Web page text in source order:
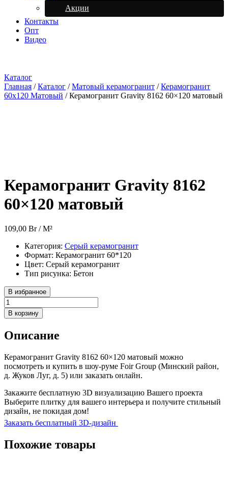
Акции
Контакты
Опт
Видео
Каталог
Главная / Каталог / Матовый керамогранит / Керамогранит
60х120 Матовый /Керамогранит Gravity 8162 60×120 матовый
Керамогранит Gravity 8162
60×120 матовый
109,00 Br/ M²
Категория: Серый керамогранит
Формат: Керамогранит 60*120
Цвет: Серый керамогранит
Тип рисунка: Бетон
В избранное
Количество
товара
Керамогранит
8162
матовый
В корзину
Описание
Керамогранит Gravity 8162 60×120 матовый можно
посмотреть и купить в шоу-руме Foir Group (Минский район,
д. Жуков Луг, д. 5) или заказать онлайн.
Закажите бесплатную 3D визуализацию Вашего проекта
Выберите плитку для вашего интерьера и получите стильный
дизайн, не покидая дом!
Заказать бесплатный 3D-дизайн
Похожие товары